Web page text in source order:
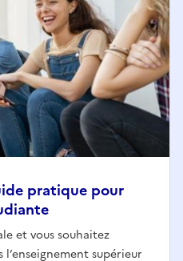
pratique pour
et vous souhaitez
supérieur